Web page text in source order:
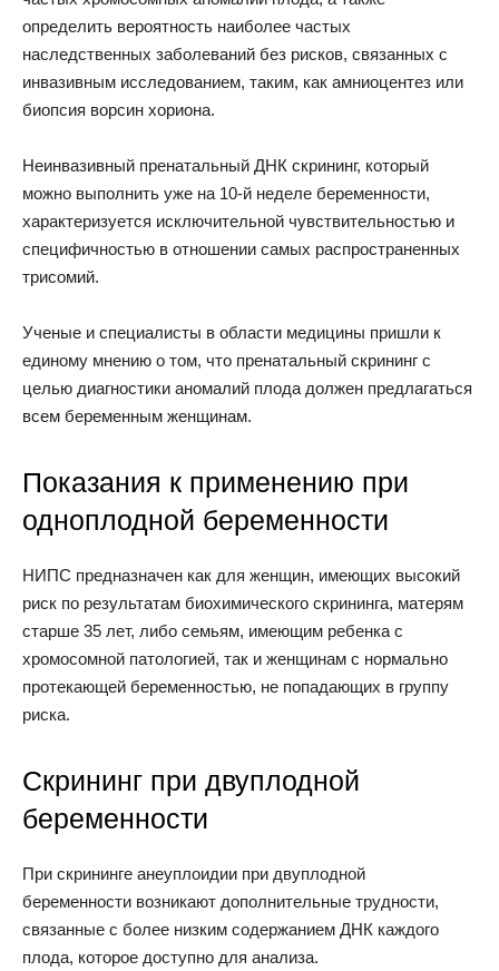
определить вероятность наиболее частых
наследственных заболеваний без рисков, связанных с
инвазивным исследованием, таким, как амниоцентез или
биопсия ворсин хориона.
Неинвазивный пренатальный ДНК скрининг, который
можно выполнить уже на 10-й неделе беременности,
характеризуется исключительной чувствительностью и
специфичностью в отношении самых распространенных
трисомий.
Ученые и специалисты в области медицины пришли к
единому мнению о том, что пренатальный скрининг с
целью диагностики аномалий плода должен предлагаться
всем беременным женщинам.
Показания к применению при
одноплодной беременности
НИПС предназначен как для женщин, имеющих высокий
риск по результатам биохимического скрининга, матерям
старше 35 лет, либо семьям, имеющим ребенка с
хромосомной патологией, так и женщинам с нормально
протекающей беременностью, не попадающих в группу
риска.
Скрининг при двуплодной
беременности
При скрининге анеуплоидии при двуплодной
беременности возникают дополнительные трудности,
связанные с более низким содержанием ДНК каждого
плода, которое доступно для анализа.